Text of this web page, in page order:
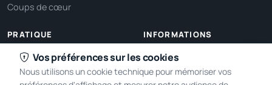
Coups de cœur
PRATIQUE
Ma localisation
Gérer mes cookies
INFORMATIONS
À propos
Contact
Vos préférences sur les cookies
Nous utilisons un cookie technique pour mémoriser vos